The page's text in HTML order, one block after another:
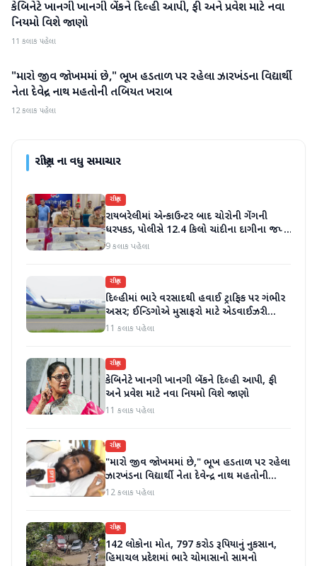
રાષ્ટ્રીય
કેબિનેટે ખાનગી ખાનગી બેંકને દિલ્હી આપી, ફી અને પ્રવેશ માટે નવા
નિયમો વિશે જાણો
11 કલાક પહેલા
રાષ્ટ્રીય
"મારો જીવ જોખમમાં છે," ભૂખ હડતાળ પર રહેલા ઝારખંડના વિદ્યાર્થી
નેતા દેવેન્દ્ર નાથ મહતોની તબિયત ખરાબ
12 કલાક પહેલા
રાષ્ટ્રીયના વધુ સમાચાર
રાષ્ટ્રીય
રાયબરેલીમાં એન્કાઉન્ટર બાદ ચોરોની ગેંગની
ધરપકડ, પોલીસે 12.4 કિલો ચાંદીના દાગીના જપ્ત
કર્યા
9 કલાક પહેલા
રાષ્ટ્રીય
દિલ્હીમાં ભારે વરસાદથી હવાઈ ટ્રાફિક પર ગંભીર
અસર; ઈન્ડિગોએ મુસાફરો માટે એડવાઈઝરી
જાહેર કરી
11 કલાક પહેલા
રાષ્ટ્રીય
કેબિનેટે ખાનગી ખાનગી બેંકને દિલ્હી આપી, ફી
અને પ્રવેશ માટે નવા નિયમો વિશે જાણો
11 કલાક પહેલા
રાષ્ટ્રીય
"મારો જીવ જોખમમાં છે," ભૂખ હડતાળ પર રહેલા
ઝારખંડના વિદ્યાર્થી નેતા દેવેન્દ્ર નાથ મહતોની
તબિયત ખરાબ
12 કલાક પહેલા
રાષ્ટ્રીય
142 લોકોના મોત, 797 કરોડ રૂપિયાનું નુકસાન,
હિમાચલ પ્રદેશમાં ભારે ચોમાસાનો સામનો